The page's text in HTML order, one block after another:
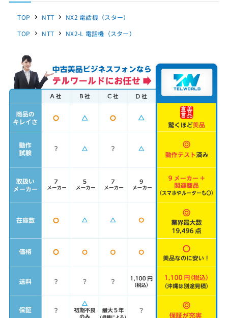
TOP NTT
NX2 電話機（スター）
TOP
NTT NX2-L 電話機（スター）